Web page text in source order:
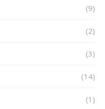
(9)
(2)
(3)
(14)
(1)